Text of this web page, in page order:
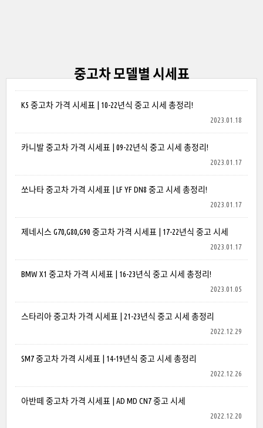
중고차 모델별 시세표
K5 중고차 가격 시세표 | 10-22년식 중고 시세 총정리!
2023.01.18
카니발 중고차 가격 시세표 | 09-22년식 중고 시세 총정리!
2023.01.17
쏘나타 중고차 가격 시세표 | LF YF DN8 중고 시세 총정리!
2023.01.17
제네시스 G70,G80,G90 중고차 가격 시세표 | 17-22년식 중고 시세
2023.01.17
BMW X1 중고차 가격 시세표 | 16-23년식 중고 시세 총정리!
2023.01.05
스타리아 중고차 가격 시세표 | 21-23년식 중고 시세 총정리
2022.12.29
SM7 중고차 가격 시세표 | 14-19년식 중고 시세 총정리
2022.12.26
아반떼 중고차 가격 시세표 | AD MD CN7 중고 시세
2022.12.20